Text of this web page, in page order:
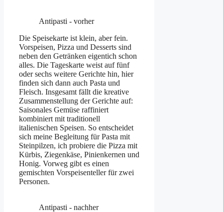
Antipasti - vorher
Die Speisekarte ist klein, aber fein.
Vorspeisen, Pizza und Desserts sind
neben den Getränken eigentich schon
alles. Die Tageskarte weist auf fünf
oder sechs weitere Gerichte hin, hier
finden sich dann auch Pasta und
Fleisch. Insgesamt fällt die kreative
Zusammenstellung der Gerichte auf:
Saisonales Gemüse raffiniert
kombiniert mit traditionell
italienischen Speisen. So entscheidet
sich meine Begleitung für Pasta mit
Steinpilzen, ich probiere die Pizza mit
Kürbis, Ziegenkäse, Pinienkernen und
Honig. Vorweg gibt es einen
gemischten Vorspeisenteller für zwei
Personen.
Antipasti - nachher